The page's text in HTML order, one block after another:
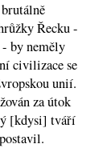
Řecku -
by neměly
civilizace se
unií.
za útok
[kdysi] tváří